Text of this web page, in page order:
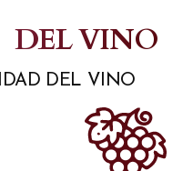
DEL VINO
DEL VINO